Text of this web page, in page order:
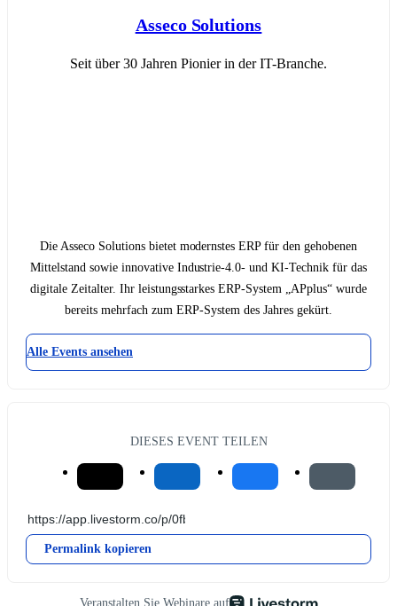
Asseco Solutions
Seit über 30 Jahren Pionier in der IT-Branche.
Die Asseco Solutions bietet modernstes ERP für den gehobenen
Mittelstand sowie innovative Industrie-4.0- und KI-Technik für das
digitale Zeitalter. Ihr leistungsstarkes ERP-System „APplus“ wurde
bereits mehrfach zum ERP-System des Jahres gekürt.
Alle Events ansehen
DIESES EVENT TEILEN
Permalink kopieren
Veranstalten Sie Webinare auf